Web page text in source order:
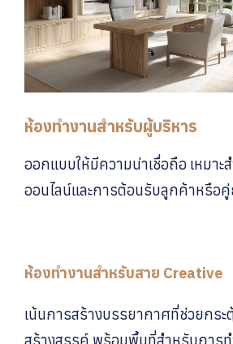
ห้องทำงานสำหรับผู้บริหาร
ออกแบบให้มีความน่าเชื่อถือ เหมาะ
ออนไลน์และการต้อนรับลูกค้าหรือ
ห้องทำงานสำหรับสาย Creative
เน้นการสร้างบรรยากาศที่ช่วยกร